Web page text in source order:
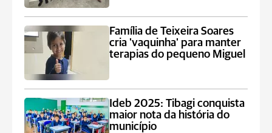
Família de Teixeira Soares
cria 'vaquinha' para manter
terapias do pequeno Miguel
Ideb 2025: Tibagi conquista
maior nota da história do
município